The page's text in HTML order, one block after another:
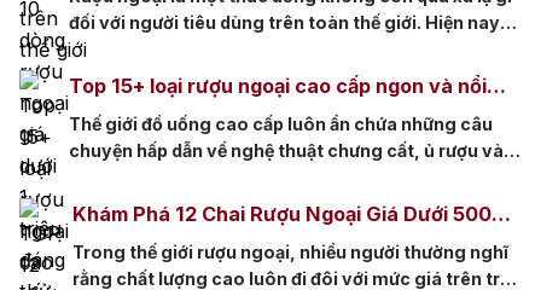
Jenssen Arcana và Courvoisier L’Esprit
đối với người tiêu dùng trên toàn thế giới. Hiện nay,
có rất nhiều dòng rượu ngoại giá thành rẻ được phân
phối tại thị trường Việt Nam đáp ứng nhu cầu người
dùng Việt. Cùng Rượu Nhập tìm hiểu về top 10 […]
Top 15+ loại rượu ngoại cao cấp ngon và nổi
tiếng nhất thế giới
Thế giới đồ uống cao cấp luôn ẩn chứa những câu
chuyện hấp dẫn về nghệ thuật chưng cất, ủ rượu và
vang cổ kính đến các nhà máy chưng cất hiện đại,
mỗi chai rượu ngoại cao cấp không chỉ là thức […]
Khám Phá 12 Chai Rượu Ngoại Giá Dưới 500k
Chất Lượng Tuyệt Hảo
Trong thế giới rượu ngoại, nhiều người thường nghĩ
rằng chất lượng cao luôn đi đôi với mức giá trên trời.